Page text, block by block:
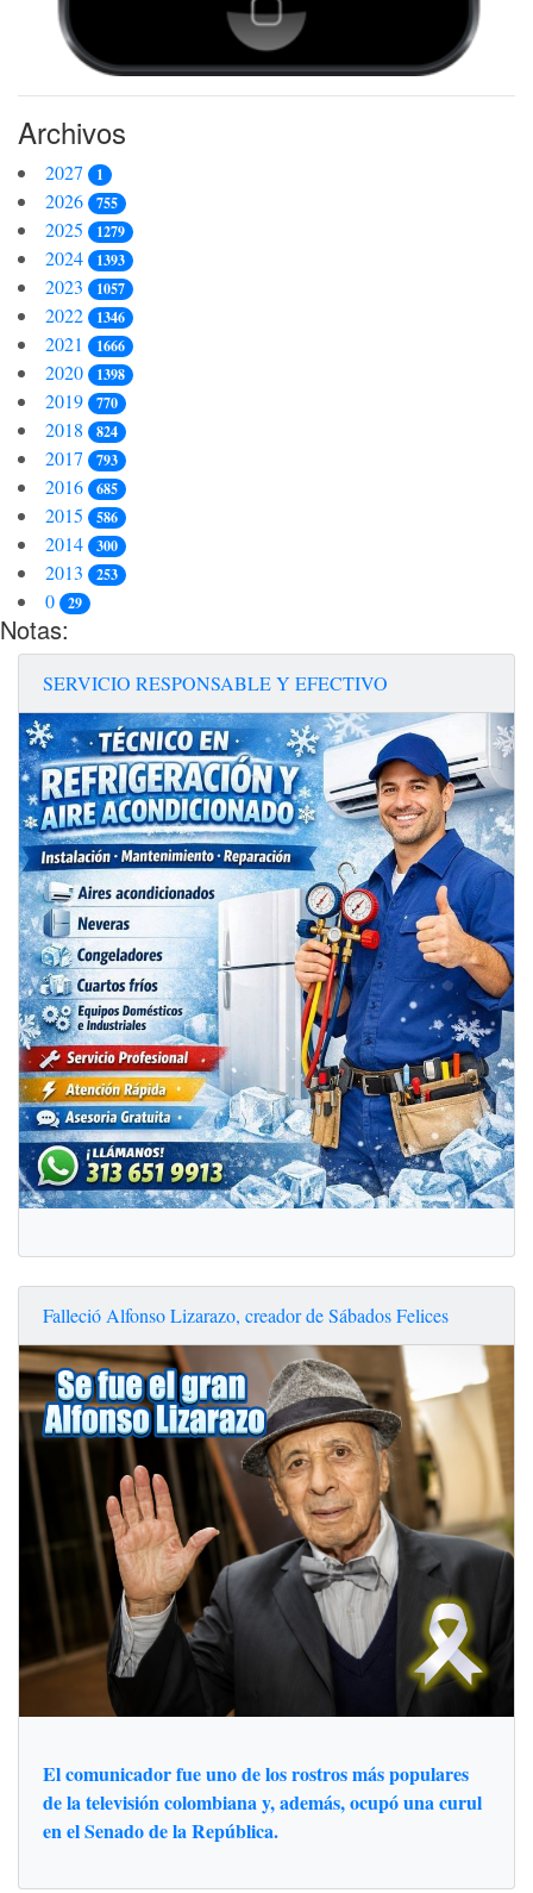
Archivos
2027 1
2026 755
2025 1279
2024 1393
2023 1057
2022 1346
2021 1666
2020 1398
2019 770
2018 824
2017 793
2016 685
2015 586
2014 300
2013 253
0 29
Notas:
SERVICIO RESPONSABLE Y EFECTIVO
Falleció Alfonso Lizarazo, creador de Sábados Felices
El comunicador fue uno de los rostros más populares
de la televisión colombiana y, además, ocupó una curul
en el Senado de la República.